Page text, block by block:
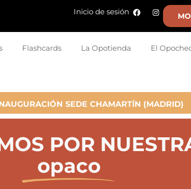
Inicio de sesión
Flashcards La Opotienda El
SEDE CHAMARTÍN (MADRID)
POR
opaco